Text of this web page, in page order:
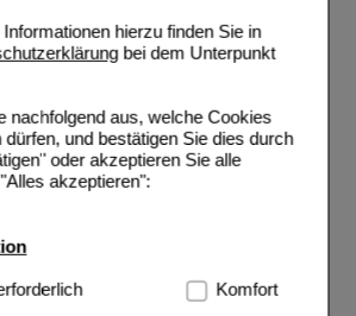
hierzu finden Sie in
bei dem Unterpunkt
nachfolgend aus, welche Cookies
und bestätigen Sie dies durch
oder akzeptieren Sie alle
akzeptieren":
Hierbei handelt es sich um
Komfort